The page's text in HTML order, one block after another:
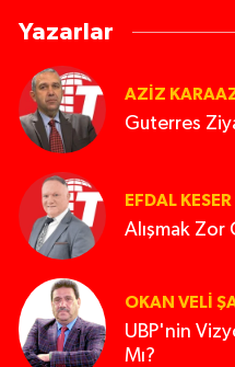
Yazarlar
AZIZ
Guterres
EFDAL KESER
Alışmak
OKAN VELI
UBP'nin
Mı?